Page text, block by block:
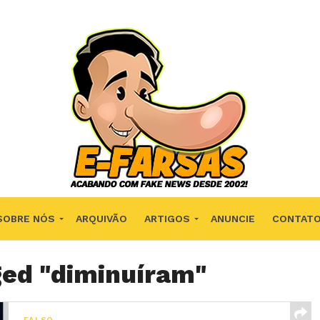
NÓS ARQUIVÃO ARTIGOS ANUNCIE CONTATO
"diminuíram"